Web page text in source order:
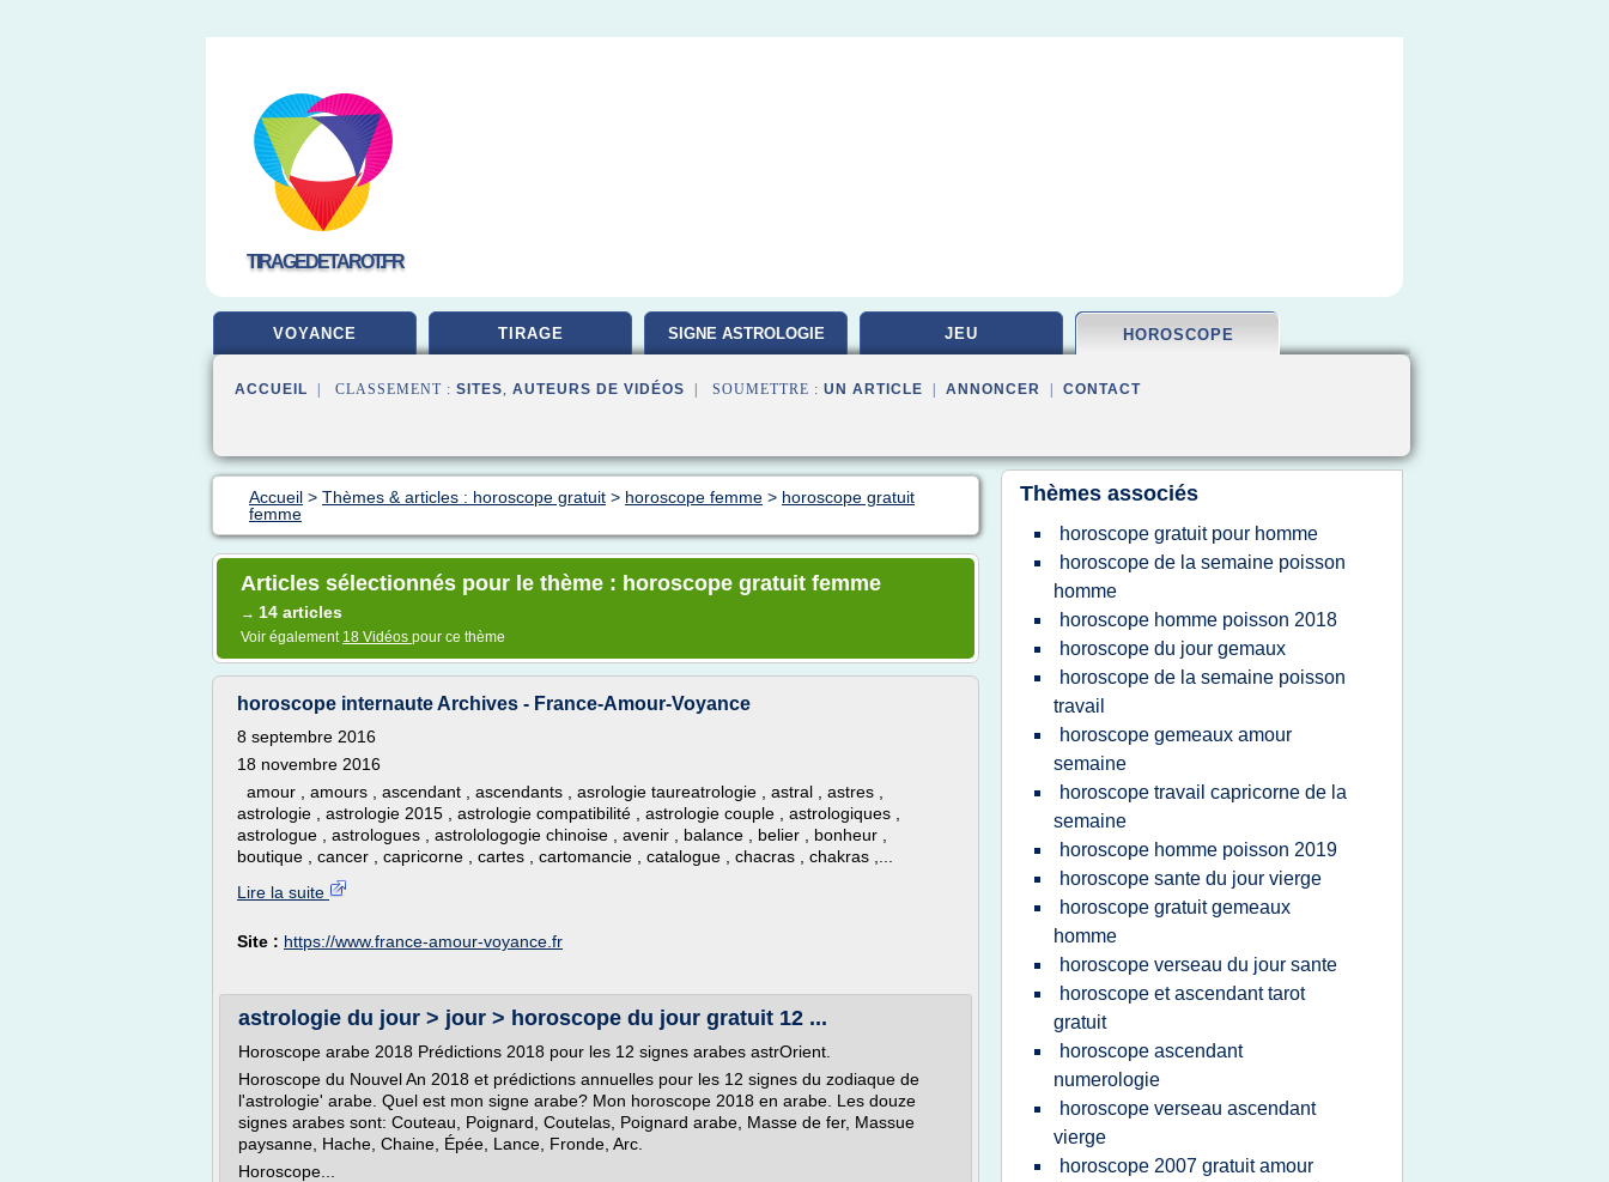
TIRAGEDETAROT.FR
VOYANCE TIRAGE SIGNE ASTROLOGIE JEU HOROSCOPE
ACCUEIL | CLASSEMENT : SITES, AUTEURS DE VIDÉOS | SOUMETTRE : UN ARTICLE ANNONCER CONTACT
Accueil > Thèmes & articles : horoscope gratuit > horoscope femme > horoscope gratuit
femme
Articles sélectionnés pour le thème : horoscope gratuit femme
→ 14 articles
Voir également 18 Vidéos pour ce thème
horoscope internaute Archives - France-Amour-Voyance
8 septembre 2016
18 novembre 2016
amour , amours , ascendant , ascendants , asrologie taureatrologie , astral , astres ,
astrologie , astrologie 2015 , astrologie compatibilité , astrologie couple , astrologiques ,
astrologue , astrologues , astrolologogie chinoise , avenir , balance , belier , bonheur ,
boutique , cancer , capricorne , cartes , cartomancie , catalogue , chacras , chakras ,...
Lire la suite
Site : https://www.france-amour-voyance.fr
astrologie du jour > jour > horoscope du jour gratuit 12 ...
Horoscope arabe 2018 Prédictions 2018 pour les 12 signes arabes astrOrient.
Horoscope du Nouvel An 2018 et prédictions annuelles pour les 12 signes du zodiaque de
l'astrologie' arabe. Quel est mon signe arabe? Mon horoscope 2018 en arabe. Les douze
signes arabes sont: Couteau, Poignard, Coutelas, Poignard arabe, Masse de fer, Massue
paysanne, Hache, Chaine, Épée, Lance, Fronde, Arc.
Horoscope...
Thèmes associés
horoscope gratuit pour homme
horoscope de la semaine poisson
homme
horoscope homme poisson 2018
horoscope du jour gemaux
horoscope de la semaine poisson
travail
horoscope gemeaux amour
semaine
horoscope travail capricorne de la
semaine
horoscope homme poisson 2019
horoscope sante du jour vierge
horoscope gratuit gemeaux
homme
horoscope verseau du jour sante
horoscope et ascendant tarot
gratuit
horoscope ascendant
numerologie
horoscope verseau ascendant
vierge
horoscope 2007 gratuit amour